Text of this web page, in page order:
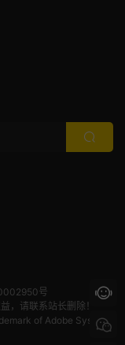
号
，请联系站长删除！
of Adobe Systems